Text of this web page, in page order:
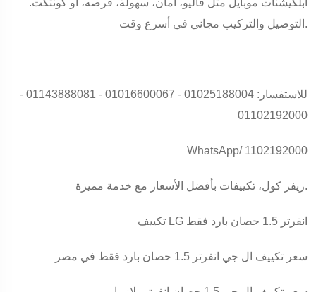
أبلكيشنات موبايل مثل فاليو، أمان، سهولة، فرصه، أو كونتكت.
التوصيل والتركيب مجاني في أسرع وقت.
للاستفسار: 01025188004 - 01016600067 - 01143888081 -
01102192000
WhatsApp/ 1102192000
ريفر كول، تكييفات بأفضل الأسعار مع خدمة مميزة.
تكييف LG انفرتر 1.5 حصان بارد فقط
سعر تكييف ال جي انفرتر 1.5 حصان بارد فقط في مصر